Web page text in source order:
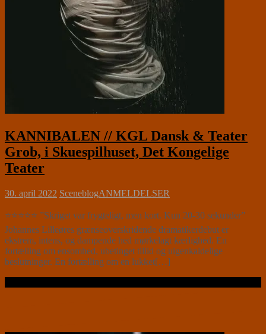
KANNIBALEN // KGL Dansk & Teater
Grob, i Skuespilhuset, Det Kongelige
Teater
30. april 2022 SceneblogANMELDELSER
⭐⭐⭐⭐⭐ ”Skriget var frygteligt, men kort. Kun 20-30 sekunder”
Johannes Lilleøres grænseoverskridende dramatikerdebut er
ekstrem, intens, og dampende hed mørkelagt kærlighed. En
fortælling om ensomhed, ubetinget tillid og uigenkaldelige
beslutninger. En fortælling om en lukket[…]